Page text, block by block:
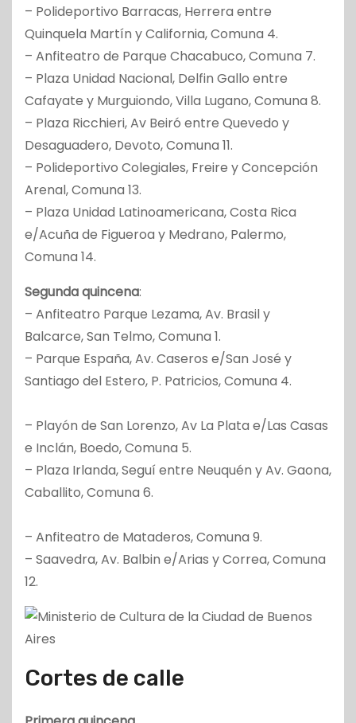
– Polideportivo Barracas, Herrera entre
Quinquela Martín y California, Comuna 4.
– Anfiteatro de Parque Chacabuco, Comuna 7.
– Plaza Unidad Nacional, Delfin Gallo entre
Cafayate y Murguiondo, Villa Lugano, Comuna 8.
– Plaza Ricchieri, Av Beiró entre Quevedo y
Desaguadero, Devoto, Comuna 11.
– Polideportivo Colegiales, Freire y Concepción
Arenal, Comuna 13.
– Plaza Unidad Latinoamericana, Costa Rica
e/Acuña de Figueroa y Medrano, Palermo,
Comuna 14.
Segunda quincena:
– Anfiteatro Parque Lezama, Av. Brasil y
Balcarce, San Telmo, Comuna 1.
– Parque España, Av. Caseros e/San José y
Santiago del Estero, P. Patricios, Comuna 4.
– Playón de San Lorenzo, Av La Plata e/Las Casas
e Inclán, Boedo, Comuna 5.
– Plaza Irlanda, Seguí entre Neuquén y Av. Gaona,
Caballito, Comuna 6.
– Anfiteatro de Mataderos, Comuna 9.
– Saavedra, Av. Balbin e/Arias y Correa, Comuna
12.
Cortes de calle